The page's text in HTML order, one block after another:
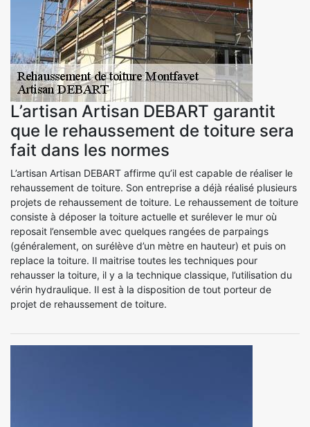
L’artisan Artisan DEBART garantit
que le rehaussement de toiture sera
fait dans les normes
L’artisan Artisan DEBART affirme qu’il est capable de réaliser le
rehaussement de toiture. Son entreprise a déjà réalisé plusieurs
projets de rehaussement de toiture. Le rehaussement de toiture
consiste à déposer la toiture actuelle et surélever le mur où
reposait l’ensemble avec quelques rangées de parpaings
(généralement, on surélève d’un mètre en hauteur) et puis on
replace la toiture. Il maitrise toutes les techniques pour
rehausser la toiture, il y a la technique classique, l’utilisation du
vérin hydraulique. Il est à la disposition de tout porteur de
projet de rehaussement de toiture.